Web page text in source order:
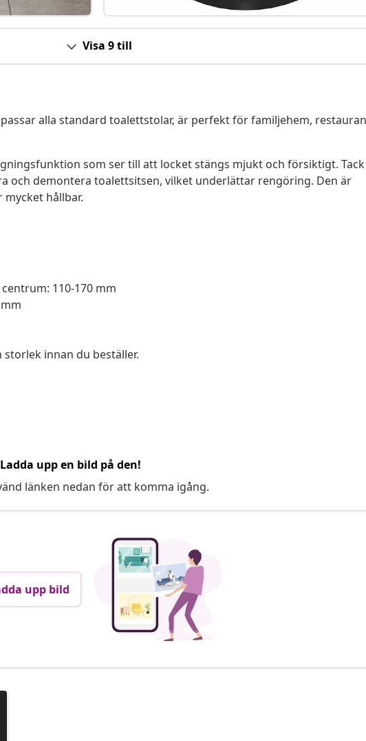
Visa 9 till
alla standard toalettstolar, är perfekt för familjehem,
som ser till att locket stängs mjukt och försiktigt.
och demontera toalettsitsen, vilket underlättar rengöring. Den är
hållbar.
110-170 mm
innan du beställer.
upp en bild på den!
länken nedan för att komma igång.
upp bild